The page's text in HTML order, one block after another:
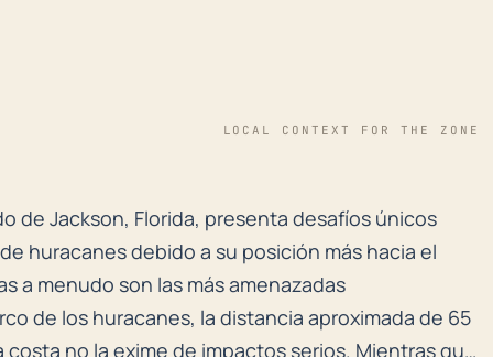
LOCAL CONTEXT FOR THE ZONE
de Jackson, Florida, presenta desafíos únicos
de Jackson, Florida, presenta desafíos únicos
huracanes debido a su posición más hacia el
a menudo son las más amenazadas
de los huracanes, la distancia aproximada de 65
no la exime de impactos serios. Mientras que